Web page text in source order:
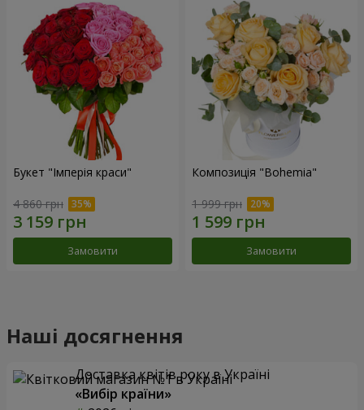
Букет "Імперія краси"
4 860 грн
Замовити
Композиція "Bohemia"
1 999 грн
Замовити
Наші досягнення
Доставка квітів року в Україні
«Вибір країни»